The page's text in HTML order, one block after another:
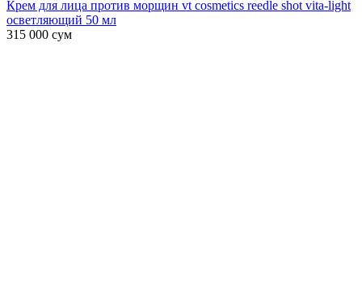
Крем для лица против морщин vt cosmetics reedle shot vita-light
осветляющий 50 мл
315 000 сум